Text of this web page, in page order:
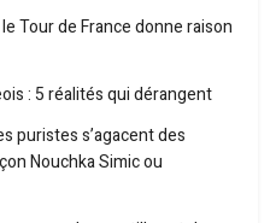
Tour de France donne raison
: 5 réalités qui dérangent
puristes s’agacent des
Nouchka Simic ou